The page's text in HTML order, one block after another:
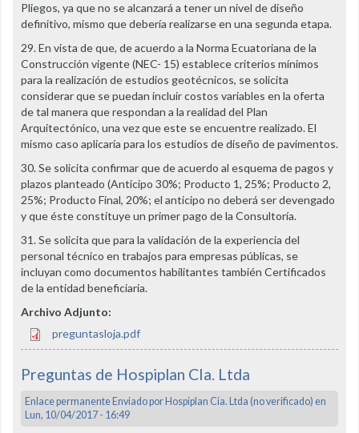
Pliegos, ya que no se alcanzará a tener un nivel de diseño
definitivo, mismo que debería realizarse en una segunda etapa.
29. En vista de que, de acuerdo a la Norma Ecuatoriana de la
Construcción vigente (NEC- 15) establece criterios mínimos
para la realización de estudios geotécnicos, se solicita
considerar que se puedan incluir costos variables en la oferta
de tal manera que respondan a la realidad del Plan
Arquitectónico, una vez que este se encuentre realizado. El
mismo caso aplicaría para los estudios de diseño de pavimentos.
30. Se solicita confirmar que de acuerdo al esquema de pagos y
plazos planteado (Anticipo 30%; Producto 1, 25%; Producto 2,
25%; Producto Final, 20%; el anticipo no deberá ser devengado
y que éste constituye un primer pago de la Consultoría.
31. Se solicita que para la validación de la experiencia del
personal técnico en trabajos para empresas públicas, se
incluyan como documentos habilitantes también Certificados
de la entidad beneficiaria.
Archivo Adjunto:
preguntasloja.pdf
Preguntas de Hospiplan CIa. Ltda
Enlace permanente Enviado por Hospiplan Cia. Ltda (no verificado) en
Lun, 10/04/2017 - 16:49